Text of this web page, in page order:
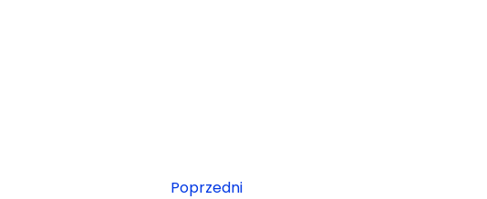
Poprzedni